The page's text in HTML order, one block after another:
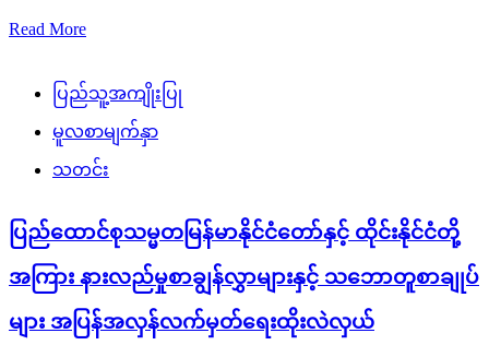
Read More
ပြည်သူ့အကျိုးပြု
မူလစာမျက်နှာ
သတင်း
ပြည်ထောင်စုသမ္မတမြန်မာနိုင်ငံတော်နှင့် ထိုင်းနိုင်ငံတို့
အကြား နားလည်မှုစာချွန်လွှာများနှင့် သဘောတူစာချုပ်
များ အပြန်အလှန်လက်မှတ်ရေးထိုးလဲလှယ်